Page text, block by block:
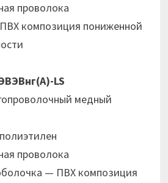
проволока
композиция пониженной
LS
медный
проволока
— ПВХ композиция